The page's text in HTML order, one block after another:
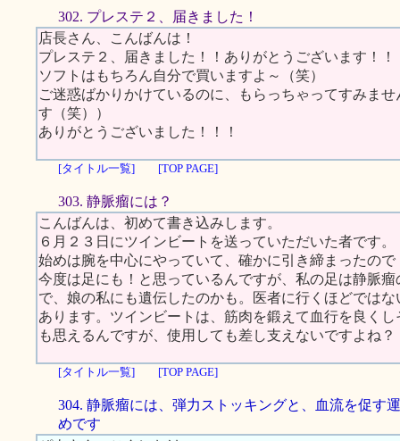
302. プレステ２、届きました！
店長さん、こんばんは！
プレステ２、届きました！！ありがとうございます！！
ソフトはもちろん自分で買いますよ～（笑）
ご迷惑ばかりかけているのに、もらっちゃってすみま
す（笑））
ありがとうございました！！！
[タイトル一覧] [TOP PAGE]
303. 静脈瘤には？
こんばんは、初めて書き込みします。
６月２３日にツインビートを送っていただいた者です。
始めは腕を中心にやっていて、確かに引き締まったので
今度は足にも！と思っているんですが、私の足は静脈
で、娘の私にも遺伝したのかも。医者に行くほどでは
あります。ツインビートは、筋肉を鍛えて血行を良く
も思えるんですが、使用しても差し支えないですよね？
[タイトル一覧] [TOP PAGE]
304. 静脈瘤には、弾力ストッキングと、血流を促す
めです